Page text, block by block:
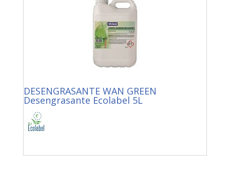
DESENGRASANTE WAN GREEN
Desengrasante Ecolabel 5L